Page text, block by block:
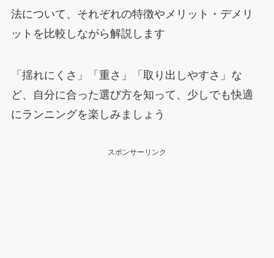
法について、それぞれの特徴やメリット・デメリ
ットを比較しながら解説します
「揺れにくさ」「重さ」「取り出しやすさ」な
ど、自分に合った選び方を知って、少しでも快適
にランニングを楽しみましょう
スポンサーリンク